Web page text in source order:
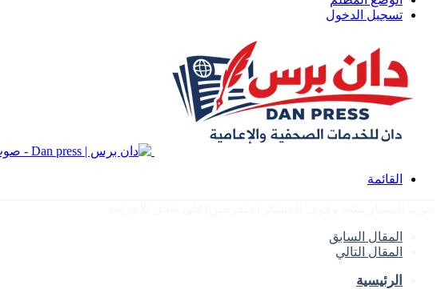
تسجيل الدخول
القائمة
المقال السابق
المقال التالي
الرئيسية